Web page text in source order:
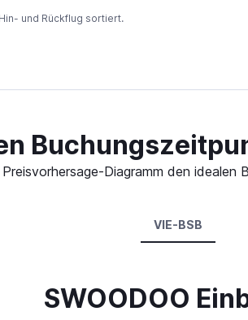
und Rückflug sortiert.
Diagramm den idealen
VIE-BSB
SWOODOO